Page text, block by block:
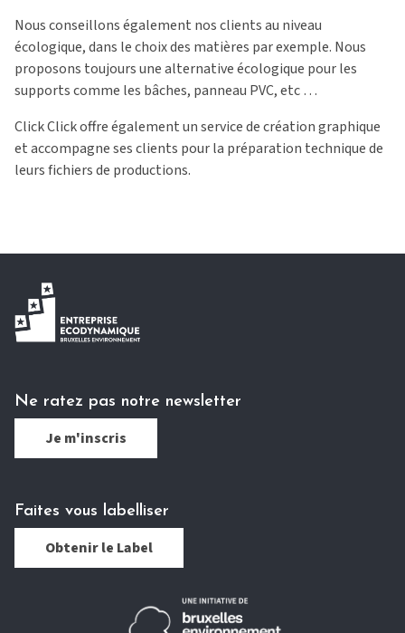
Nous conseillons également nos clients au niveau
écologique, dans le choix des matières par exemple. Nous
proposons toujours une alternative écologique pour les
supports comme les bâches, panneau PVC, etc …
Click Click offre également un service de création graphique
et accompagne ses clients pour la préparation technique de
leurs fichiers de productions.
Ne ratez pas notre newsletter
Je m'inscris
Faites vous labelliser
Obtenir le Label